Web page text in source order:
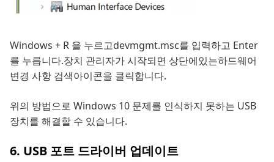
Windows + R 을 누르고devmgmt.msc를 입력하고 Enter
를 누릅니다.장치 관리자가 시작되면 상단에있는하드웨어
변경 사항 검색아이콘을 클릭합니다.
위의 방법으로 Windows 10 문제를 인식하지 못하는 USB
장치를 해결할 수 있습니다.
6. USB 포트 드라이버 업데이트